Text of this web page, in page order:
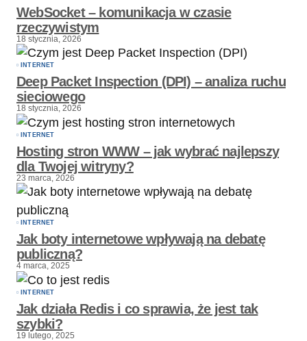
WebSocket – komunikacja w czasie
rzeczywistym
18 stycznia, 2026
INTERNET
Deep Packet Inspection (DPI) – analiza ruchu
sieciowego
18 stycznia, 2026
INTERNET
Hosting stron WWW – jak wybrać najlepszy
dla Twojej witryny?
23 marca, 2026
INTERNET
Jak boty internetowe wpływają na debatę
publiczną?
4 marca, 2025
INTERNET
Jak działa Redis i co sprawia, że jest tak
szybki?
19 lutego, 2025